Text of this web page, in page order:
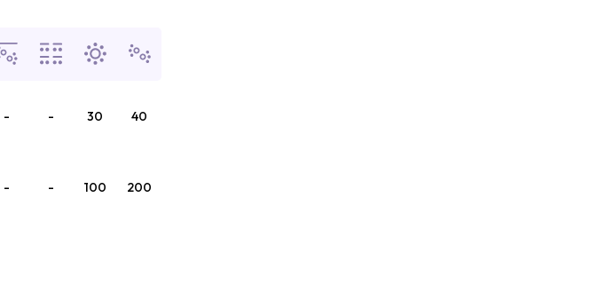
- - 30 40
- - 100 200